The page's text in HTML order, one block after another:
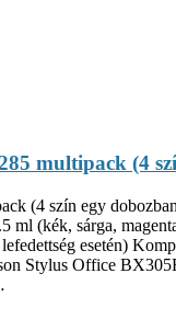
multipack (4
(4 szín egy
ml (kék, sárga,
esetén)
Stylus Office